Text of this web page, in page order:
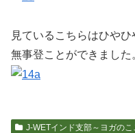
見ているこちらはひや
無事登ことができました
J-WETインド支部～ヨガのこ